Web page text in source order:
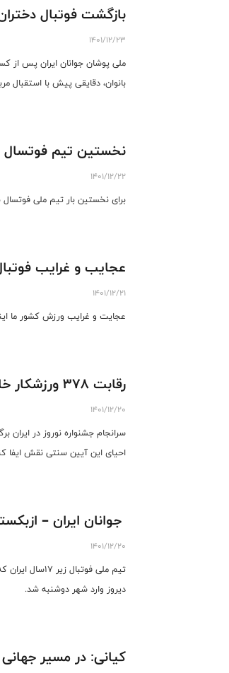
بازگشت فوتبال
1401/12/23
ملی پوشان جوانان ایران پس از
بانوان، دقایقی پیش با استقبال
نخستین تیم فوتسال
1401/12/22
برای نخستین بار تیم ملی
عجایب و غرایب
1401/12/21
عجایت و غرایب ورزش کشور ما
رقابت 378 ورزشکار خارجی در آزادی
1401/12/20
سرانجام جشنواره نوروز در
احیای این آیین سنتی نقش ایفا
جوانان ایران –
1401/12/20
تیم ملی فوتبال
دیروز وارد شهر دوشنبه شد.
کیانی: در مسیر